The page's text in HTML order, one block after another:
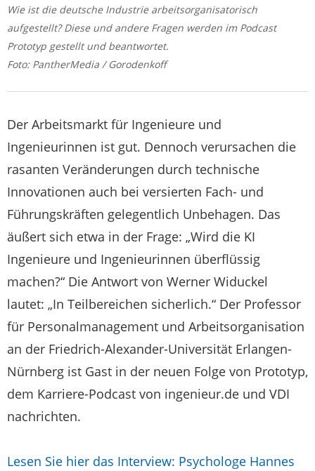
Wie ist die deutsche Industrie arbeitsorganisatorisch
aufgestellt? Diese und andere Fragen werden im Podcast
Prototyp gestellt und beantwortet.
Foto: PantherMedia / Gorodenkoff
Der Arbeitsmarkt für Ingenieure und
Ingenieurinnen ist gut. Dennoch verursachen die
rasanten Veränderungen durch technische
Innovationen auch bei versierten Fach- und
Führungskräften gelegentlich Unbehagen. Das
äußert sich etwa in der Frage: „Wird die KI
Ingenieure und Ingenieurinnen überflüssig
machen?“ Die Antwort von Werner Widuckel
lautet: „In Teilbereichen sicherlich.“ Der Professor
für Personalmanagement und Arbeitsorganisation
an der Friedrich-Alexander-Universität Erlangen-
Nürnberg ist Gast in der neuen Folge von Prototyp,
dem Karriere-Podcast von ingenieur.de und VDI
nachrichten.
Lesen Sie hier das Interview: Psychologe Hannes